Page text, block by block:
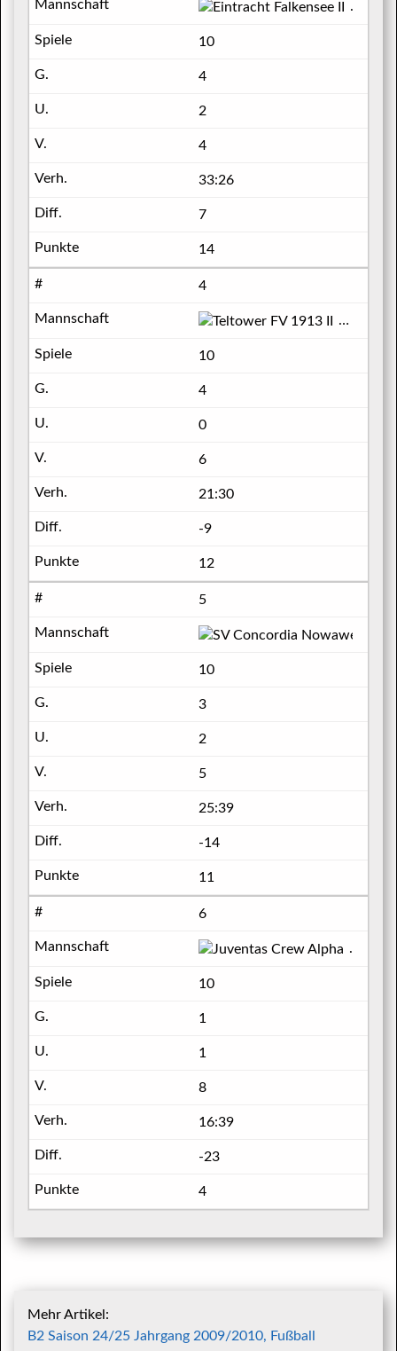
10
4
2
4
33:26
7
14
4
10
4
0
6
21:30
-9
12
5
10
3
2
5
25:39
-14
11
6
10
1
1
8
16:39
-23
4
Mehr Artikel:
B2 Saison 24/25 Jahrgang 2009/2010, Fußball